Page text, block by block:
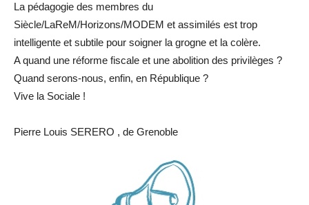
La pédagogie des membres du
Siècle/LaReM/Horizons/MODEM et assimilés est trop
intelligente et subtile pour soigner la grogne et la colère.
A quand une réforme fiscale et une abolition des privilèges ?
Quand serons-nous, enfin, en République ?
Vive la Sociale !
Pierre Louis SERERO , de Grenoble